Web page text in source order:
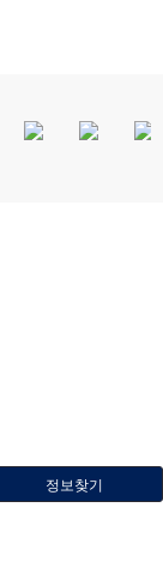
정보찾기